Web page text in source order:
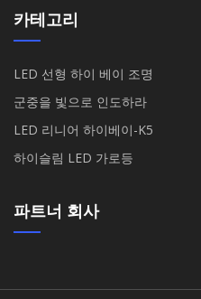
카테고리
LED 선형 하이 베이 조명
군중을 빛으로 인도하라
LED 리니어 하이베이-K5
하이슬림 LED 가로등
파트너 회사